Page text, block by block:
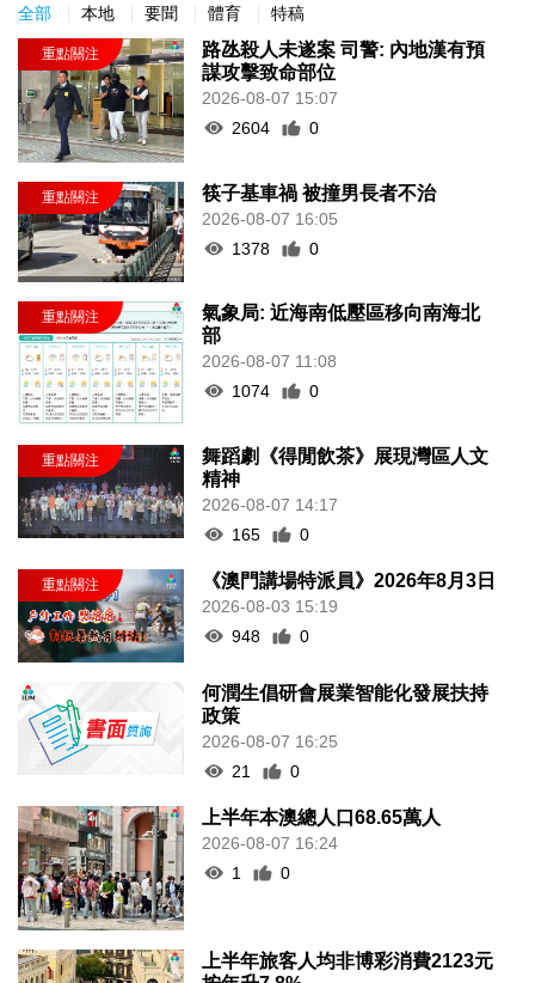
全部 本地 要聞 體育 特稿
路氹殺人未遂案 司警: 內地漢有預
謀攻擊致命部位
2026-08-07 15:07
2604
0
筷子基車禍 被撞男長者不治
2026-08-07 16:05
1378
0
氣象局: 近海南低壓區移向南海北
部
2026-08-07 11:08
1074
0
舞蹈劇《得閒飲茶》展現灣區人文
精神
2026-08-07 14:17
165
0
《澳門講場特派員》2026年8月3日
2026-08-03 15:19
948
0
何潤生倡研會展業智能化發展扶持
政策
2026-08-07 16:25
21
0
上半年本澳總人口68.65萬人
2026-08-07 16:24
1
0
上半年旅客人均非博彩消費2123元